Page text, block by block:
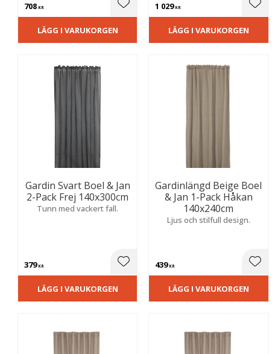
708 KR Lägg till i favoriter
LÄGG I VARUKORGEN
1 029KR
LÄGG I VARUKORGEN
Gardin Svart Boel & Jan
2-Pack Frej 140x300cm
Tunn med vackert fall.
379KR Lägg till i favoriter
LÄGG I VARUKORGEN
Gardinlängd Beige Boel
& Jan 1-Pack Håkan
140x240cm
Ljus och stilfull design.
439KR
LÄGG I VARUKORGEN